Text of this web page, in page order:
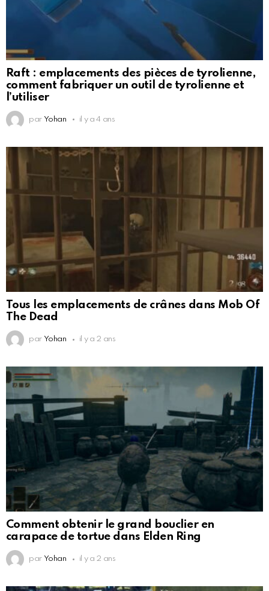
Raft : emplacements des pièces de tyrolienne,
comment fabriquer un outil de tyrolienne et
l’utiliser
par Yohan il y a 4 ans
Tous les emplacements de crânes dans Mob Of
The Dead
par Yohan il y a 2 ans
Comment obtenir le grand bouclier en
carapace de tortue dans Elden Ring
par Yohan il y a 2 ans